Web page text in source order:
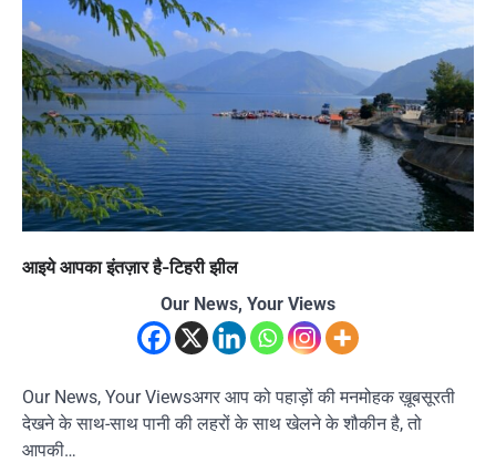
आइये आपका इंतज़ार है-टिहरी झील
Our News, Your Views
Our News, Your Viewsअगर आप को पहाड़ों की मनमोहक ख़ूबसूरती
देखने के साथ-साथ पानी की लहरों के साथ खेलने के शौकीन है, तो
आपकी…